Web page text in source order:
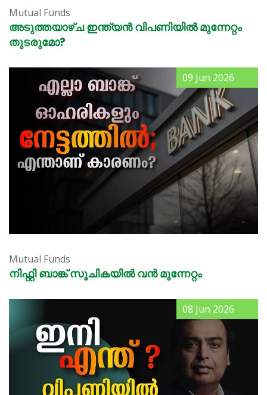
Mutual Funds
അടുത്തയാഴ്ച ഇന്ത്യൻ വിപണിയിൽ മുന്നേറ്റം
തുടരുമോ?
Mutual Funds
നിഫ്റ്റി ബാങ്ക് സൂചികയിൽ വൻ മുന്നേറ്റം
09 Jun 2026
08 Jun 2026